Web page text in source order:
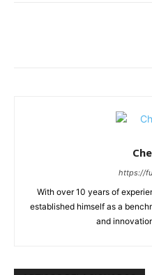
https://
With over 10 years of
established himself as a
and